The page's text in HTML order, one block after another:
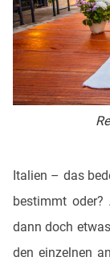
Italien – das
bestimmt
dann doch
den einzelnen